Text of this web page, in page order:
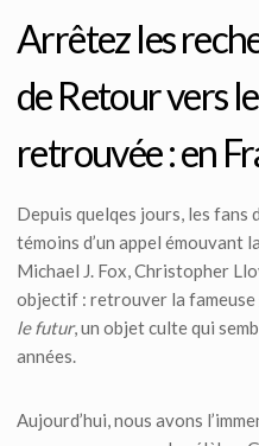
Arrêtez les
de Retour vers
retrouvée : en
Depuis quelqes jours, les fans
témoins d’un appel émouvant
Michael J. Fox, Christopher
objectif : retrouver la
le futur, un objet culte qui
années.
Aujourd’hui, nous avons